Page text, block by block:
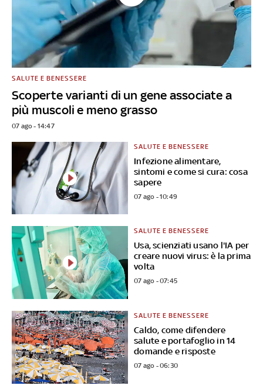
Scoperte varianti di un gene associate a
più muscoli e meno grasso
SALUTE E BENESSERE
07 ago - 14:47
Infezione alimentare,
sintomi e come si cura: cosa
sapere
SALUTE E BENESSERE
07 ago - 10:49
Usa, scienziati usano l'IA per
creare nuovi virus: è la prima
volta
SALUTE E BENESSERE
07 ago - 07:45
Caldo, come difendere
salute e portafoglio in 14
domande e risposte
SALUTE E BENESSERE
07 ago - 06:30